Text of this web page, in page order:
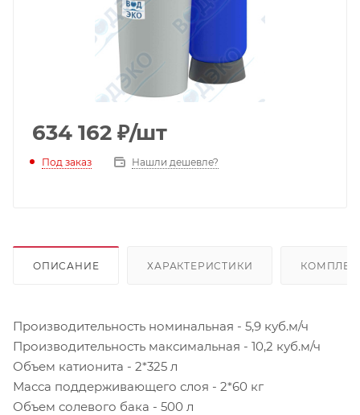
634 162 ₽/шт
Под заказ Нашли дешевле?
ОПИСАНИЕ ХАРАКТЕРИСТИКИ
Производительность номинальная - 5,9 куб.м/ч
Производительность максимальная - 10,2 куб.м/ч
Объем катионита - 2*325 л
Масса поддерживающего слоя - 2*60 кг
Объем солевого бака - 500 л